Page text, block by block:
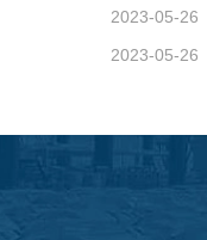
2023-05-26
2023-05-26